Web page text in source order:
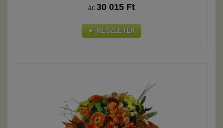
ár: 30 015 Ft
► RÉSZLETEK